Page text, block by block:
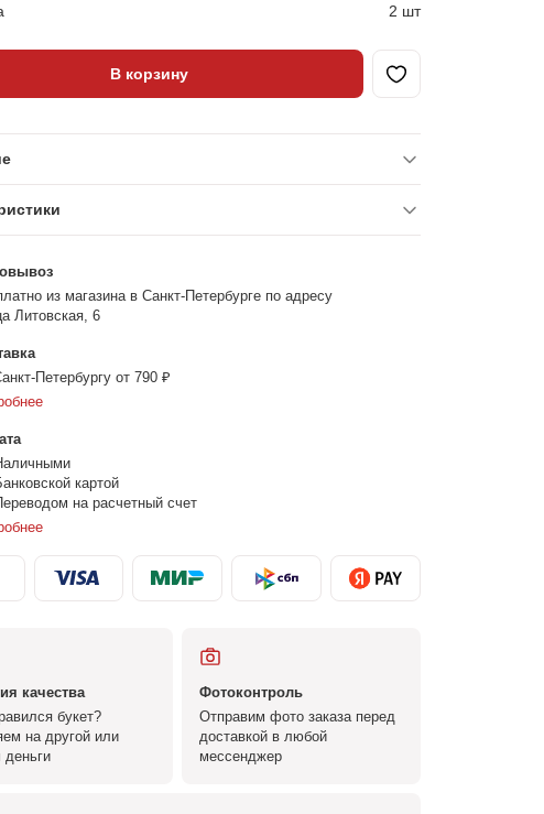
2 шт
В корзину
из магазина в Санкт-Петербурге по адресу
Литовская, 6
Петербургу от 790 ₽
картой
на расчетный счет
качества
букет?
на другой или
деньги
Фотоконтроль
Отправим фото заказа перед
доставкой в любой
мессенджер